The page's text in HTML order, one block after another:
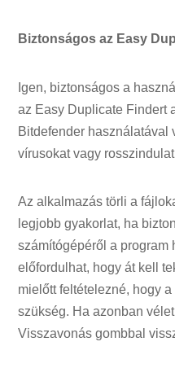
Biztonságos az Easy
Igen, biztonságos a
az Easy Duplicate Findert
Bitdefender használatával
vírusokat vagy
Az alkalmazás törli a
legjobb gyakorlat, ha
számítógépéről a program
előfordulhat, hogy át kell
mielőtt feltételezné, hogy
szükség. Ha azonban
Visszavonás gombbal